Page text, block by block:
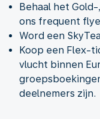
Behaal het
ons frequent
Word een
Koop een Flex-
vlucht binnen
deelnemers zijn.